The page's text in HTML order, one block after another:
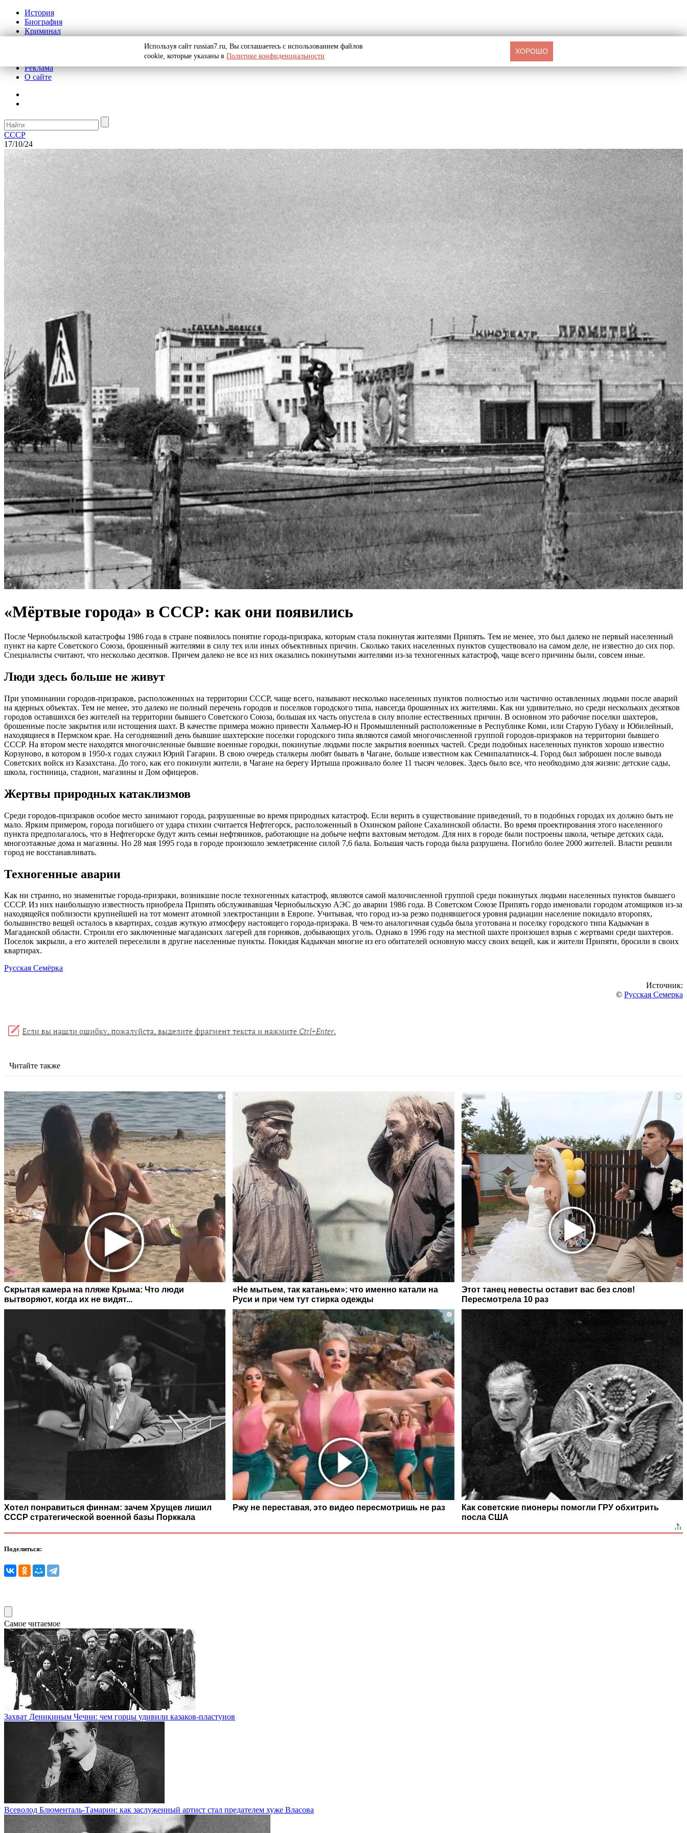
История
Биография
Криминал
Реклама
О сайте
СССР
17/10/24
«Мёртвые города» в СССР: как они появились
После Чернобыльской катастрофы 1986 года в стране появилось понятие города-призрака, которым стала покинутая жителями Припять. Тем не менее, это был далеко не первый населенный
пункт на карте Советского Союза, брошенный жителями в силу тех или иных объективных причин. Сколько таких населенных пунктов существовало на самом деле, не известно до сих пор.
Специалисты считают, что несколько десятков. Причем далеко не все из них оказались покинутыми жителями из-за техногенных катастроф, чаще всего причины были, совсем иные.
Люди здесь больше не живут
При упоминании городов-призраков, расположенных на территории СССР, чаще всего, называют несколько населенных пунктов полностью или частично оставленных людьми после аварий
на ядерных объектах. Тем не менее, это далеко не полный перечень городов и поселков городского типа, навсегда брошенных их жителями. Как ни удивительно, но среди нескольких десятков
городов оставшихся без жителей на территории бывшего Советского Союза, большая их часть опустела в силу вполне естественных причин. В основном это рабочие поселки шахтеров,
брошенные после закрытия или истощения шахт. В качестве примера можно привести Хальмер-Ю и Промышленный расположенные в Республике Коми, или Старую Губаху и Юбилейный,
находящиеся в Пермском крае. На сегодняшний день бывшие шахтерские поселки городского типа являются самой многочисленной группой городов-призраков на территории бывшего
СССР. На втором месте находятся многочисленные бывшие военные городки, покинутые людьми после закрытия военных частей. Среди подобных населенных пунктов хорошо известно
Корзуново, в котором в 1950-х годах служил Юрий Гагарин. В свою очередь сталкеры любят бывать в Чагане, больше известном как Семипалатинск-4. Город был заброшен после вывода
Советских войск из Казахстана. До того, как его покинули жители, в Чагане на берегу Иртыша проживало более 11 тысяч человек. Здесь было все, что необходимо для жизни: детские сады,
школа, гостиница, стадион, магазины и Дом офицеров.
Жертвы природных катаклизмов
Среди городов-призраков особое место занимают города, разрушенные во время природных катастроф. Если верить в существование приведений, то в подобных городах их должно быть не
мало. Ярким примером, города погибшего от удара стихии считается Нефтегорск, расположенный в Охинском районе Сахалинской области. Во время проектирования этого населенного
пункта предполагалось, что в Нефтегорске будут жить семьи нефтяников, работающие на добыче нефти вахтовым методом. Для них в городе были построены школа, четыре детских сада,
многоэтажные дома и магазины. Но 28 мая 1995 года в городе произошло землетрясение силой 7,6 бала. Большая часть города была разрушена. Погибло более 2000 жителей. Власти решили
город не восстанавливать.
Техногенные аварии
Как ни странно, но знаменитые города-призраки, возникшие после техногенных катастроф, являются самой малочисленной группой среди покинутых людьми населенных пунктов бывшего
СССР. Из них наибольшую известность приобрела Припять обслуживавшая Чернобыльскую АЭС до аварии 1986 года. В Советском Союзе Припять гордо именовали городом атомщиков из-за
находящейся поблизости крупнейшей на тот момент атомной электростанции в Европе. Учитывая, что город из-за резко поднявшегося уровня радиации население покидало второпях,
большинство вещей осталось в квартирах, создав жуткую атмосферу настоящего города-призрака. В чем-то аналогичная судьба была уготована и поселку городского типа Кадыкчан в
Магаданской области. Строили его заключенные магаданских лагерей для горняков, добывающих уголь. Однако в 1996 году на местной шахте произошел взрыв с жертвами среди шахтеров.
Поселок закрыли, а его жителей переселили в другие населенные пункты. Покидая Кадыкчан многие из его обитателей основную массу своих вещей, как и жители Припяти, бросили в своих
квартирах.
Русская Семёрка
Источник:
© Русская Семерка
Читайте также
i
Скрытая камера на пляже Крыма: Что люди
вытворяют, когда их не видят...
«Не мытьем, так катаньем»: что именно катали на
Руси и при чем тут стирка одежды
i
Этот танец невесты оставит вас без слов!
Пересмотрела 10 раз
Хотел понравиться финнам: зачем Хрущев лишил
СССР стратегической военной базы Порккала
i
Ржу не переставая, это видео пересмотришь не раз
Как советские пионеры помогли ГРУ обхитрить
посла США
Поделиться:
Самое читаемое
Захват Деникиным Чечни: чем горцы удивили казаков-пластунов
Всеволод Блюменталь-Тамарин: как заслуженный артист стал предателем хуже Власова
Используя сайт russian7.ru, Вы соглашаетесь с использованием файлов
cookie, которые указаны в Политике конфиденциальности
ХОРОШО